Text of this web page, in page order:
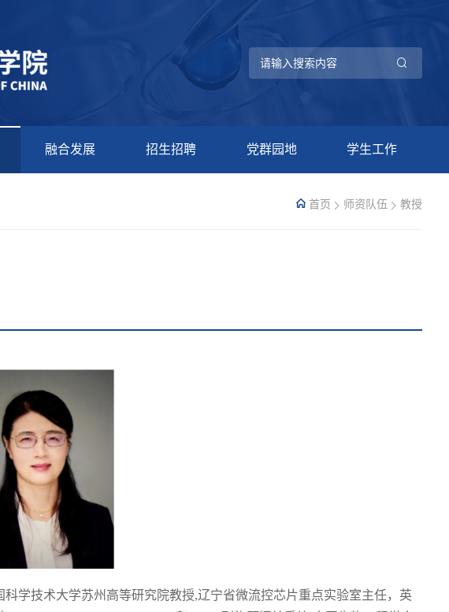
融合发展 招生招聘 党群园地 学生工作
首页 师资队伍 教授
学技术大学苏州高等研究院教授,辽宁省微流控芯片重点实验室主任，英